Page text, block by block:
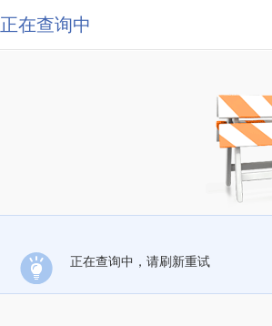
正在查询中
正在查询中，请刷新重试